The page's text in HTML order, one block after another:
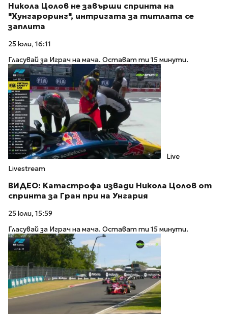
Никола Цолов не завърши спринта на
"Хунгароринг", интригата за титлата се
заплита
25 юли, 16:11
Гласувай за Играч на мача. Остават ти 15 минути.
Live
Livestream
ВИДЕО: Катастрофа извади Никола Цолов от
спринта за Гран при на Унгария
25 юли, 15:59
Гласувай за Играч на мача. Остават ти 15 минути.